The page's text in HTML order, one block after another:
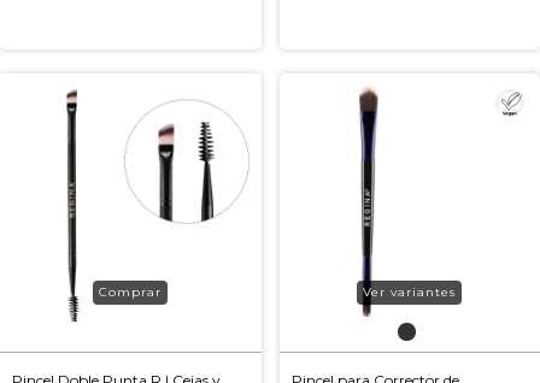
Ver variantes